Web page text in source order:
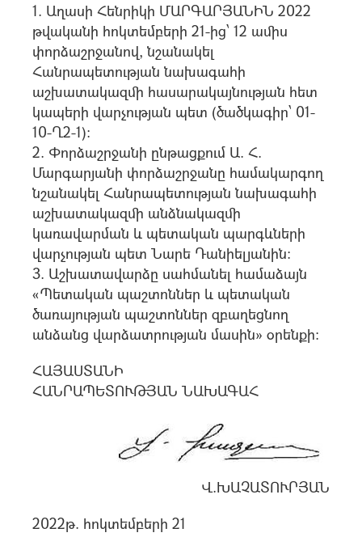
1. Աղասի Հենրիկի ՄԱՐԳԱՐՅԱՆԻՆ 2022
թվականի հոկտեմբերի 21-ից՝ 12 ամիս
փորձաշրջանով, նշանակել
Հանրապետության նախագահի
աշխատակազմի հասարակայնության հետ
կապերի վարչության պետ (ծածկագիր՝ 01-
10-Ղ2-1):
2. Փորձաշրջանի ընթացքում Ա. Հ.
Մարգարյանի փորձաշրջանը համակարգող
նշանակել Հանրապետության նախագահի
աշխատակազմի անձնակազմի
կառավարման և պետական պարգևների
վարչության պետ Նարե Դանիելյանին:
3. Աշխատավարձը սահմանել համաձայն
«Պետական պաշտոններ և պետական
ծառայության պաշտոններ զբաղեցնող
անձանց վարձատրության մասին» օրենքի:
ՀԱՅԱՍՏԱՆԻ
ՀԱՆՐԱՊԵՏՈՒԹՅԱՆ ՆԱԽԱԳԱՀ
Վ.ԽԱՉԱՏՈՒՐՅԱՆ
2022թ. հոկտեմբերի 21